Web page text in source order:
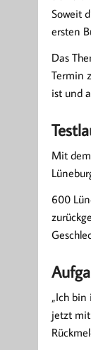
Soweit
ersten
Das
Termin
ist und
Mit
600
„Ich
jetzt mit